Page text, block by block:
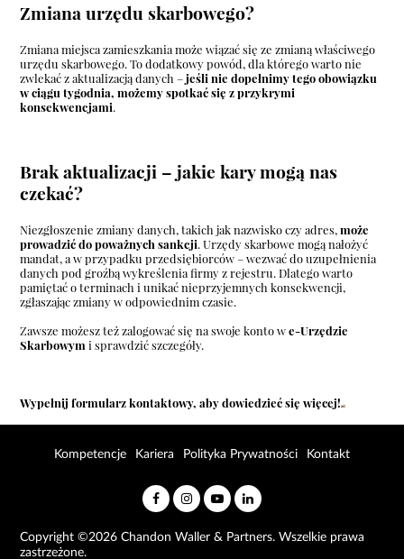
Zmiana urzędu skarbowego?
Zmiana miejsca zamieszkania może wiązać się ze zmianą właściwego
urzędu skarbowego. To dodatkowy powód, dla którego warto nie
zwlekać z aktualizacją danych –jeśli nie dopełnimy tego obowiązku
w ciągu tygodnia, możemy spotkać się z przykrymi
konsekwencjami.
Brak aktualizacji – jakie kary mogą nas
czekać?
Niezgłoszenie zmiany danych, takich jak nazwisko czy adres,może
prowadzić do poważnych sankcji. Urzędy skarbowe mogą nałożyć
mandat, a w przypadku przedsiębiorców – wezwać do uzupełnienia
danych pod groźbą wykreślenia firmy z rejestru. Dlatego warto
pamiętać o terminach i unikać nieprzyjemnych konsekwencji,
zgłaszając zmiany w odpowiednim czasie.
Zawsze możesz też zalogować się na swoje konto we-Urzędzie
Skarbowym i sprawdzić szczegóły.
Wypełnijformularz kontaktowy, aby dowiedzieć się więcej!
Copyright ©2026 Chandon Waller & Partners. Wszelkie prawa
zastrzeżone.
Kompetencje Kariera Polityka Prywatności Kontakt